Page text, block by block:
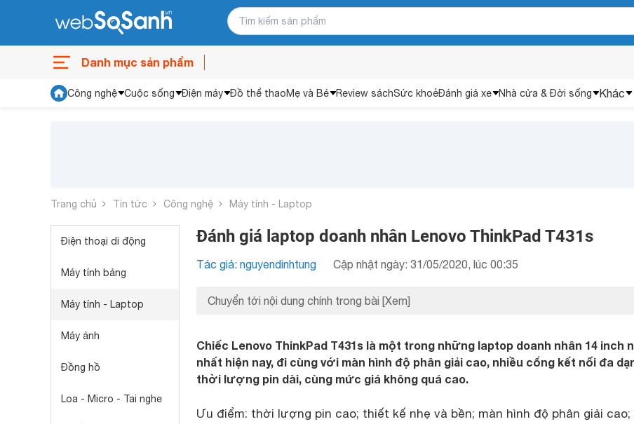
Danh mục sản phẩm
Công nghệ Cuộc sống Điện máy Đồ thể thaoMẹ và Bé Review sáchSức khoẻĐánh giá xe Nhà cửa & Đời sống Khác
Trang chủ Tin tức Công nghệ Máy tính - Laptop
Điện thoại di động
Máy tính bảng
Máy tính - Laptop
Máy ảnh
Đồng hồ
Loa - Micro - Tai nghe
Đánh giá laptop doanh nhân Lenovo ThinkPad T431s
Tác giả: nguyendinhtung Cập nhật ngày: 31/05/2020, lúc 00:35
Chuyển tới nội dung chính trong bài [Xem]
Chiếc Lenovo ThinkPad T431s là một trong những laptop doanh nhân 14 inch
nhất hiện nay, đi cùng với màn hình độ phân giải cao, nhiều cổng kết nối đa
thời lượng pin dài, cùng mức giá không quá cao.
Ưu điểm: thời lượng pin cao; thiết kế nhẹ và bền; màn hình độ phân giải cao;